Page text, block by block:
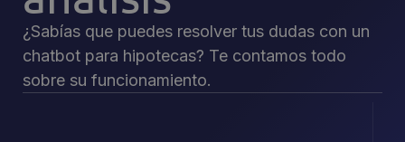
¿Sabías que puedes resolver tus dudas con un
chatbot para hipotecas? Te contamos todo
sobre su funcionamiento.